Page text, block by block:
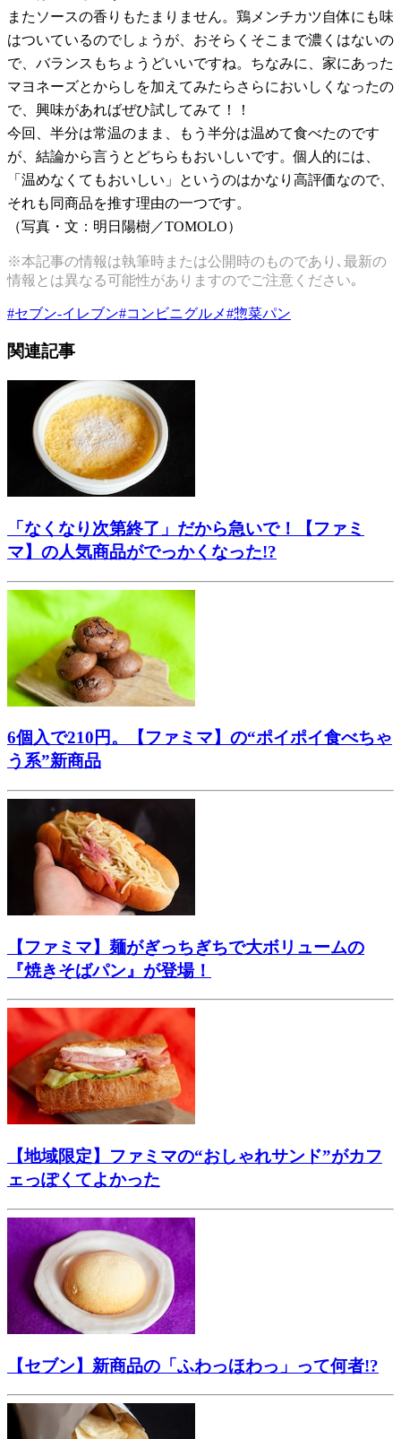
またソースの香りもたまりません。鶏メンチカツ自体にも味
はついているのでしょうが、おそらくそこまで濃くはないの
で、バランスもちょうどいいですね。ちなみに、家にあった
マヨネーズとからしを加えてみたらさらにおいしくなったの
で、興味があればぜひ試してみて！！
今回、半分は常温のまま、もう半分は温めて食べたのです
が、結論から言うとどちらもおいしいです。個人的には、
「温めなくてもおいしい」というのはかなり高評価なので、
それも同商品を推す理由の一つです。
（写真・文：明日陽樹／TOMOLO）
※本記事の情報は執筆時または公開時のものであり､最新の
情報とは異なる可能性がありますのでご注意ください｡
#セブン-イレブン#コンビニグルメ#惣菜パン
関連記事
「なくなり次第終了」だから急いで！【ファミ
マ】の人気商品がでっかくなった!?
6個入で210円。【ファミマ】の“ポイポイ食べちゃ
う系”新商品
【ファミマ】麺がぎっちぎちで大ボリュームの
『焼きそばパン』が登場！
【地域限定】ファミマの“おしゃれサンド”がカフ
ェっぽくてよかった
【セブン】新商品の「ふわっほわっ」って何者!?